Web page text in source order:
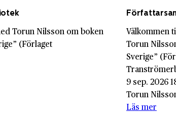
Torun Nilsson om boken
(Förlaget
Välkommen
Torun
Sverige”
9 sep. 2026
Torun
Läs mer